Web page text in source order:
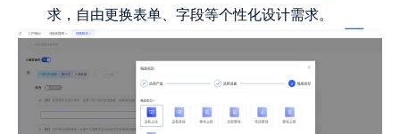
求，自由更换表单、字段等个性化设计需求。